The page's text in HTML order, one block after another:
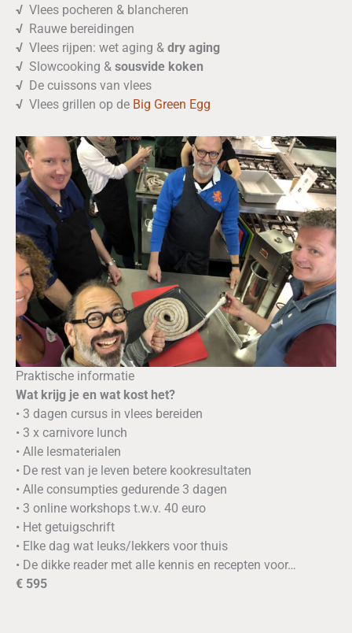
√ Vlees pocheren & blancheren
√ Rauwe bereidingen
√ Vlees rijpen: wet aging & dry aging
√ Slowcooking & sousvide koken
√ De cuissons van vlees
√ Vlees grillen op de Big Green Egg
Praktische informatie
Wat krijg je en wat kost het?
• 3 dagen cursus in vlees bereiden
• 3 x carnivore lunch
• Alle lesmaterialen
• De rest van je leven betere kookresultaten
• Alle consumpties gedurende 3 dagen
• 3 online workshops t.w.v. 40 euro
• Het getuigschrift
• Elke dag wat leuks/lekkers voor thuis
• De dikke reader met alle kennis en recepten voor…
€ 595